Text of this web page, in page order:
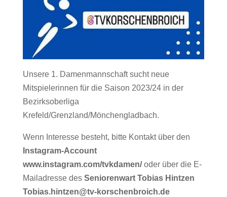
Unsere 1. Damenmannschaft sucht neue
Mitspielerinnen für die Saison 2023/24 in der
Bezirksoberliga
Krefeld/Grenzland/Mönchengladbach.
Wenn Interesse besteht, bitte Kontakt über den
Instagram-Account
www.instagram.com/tvkdamen/oder über die E-
Mailadresse des Seniorenwart Tobias Hintzen
Tobias.hintzen@tv-korschenbroich.de